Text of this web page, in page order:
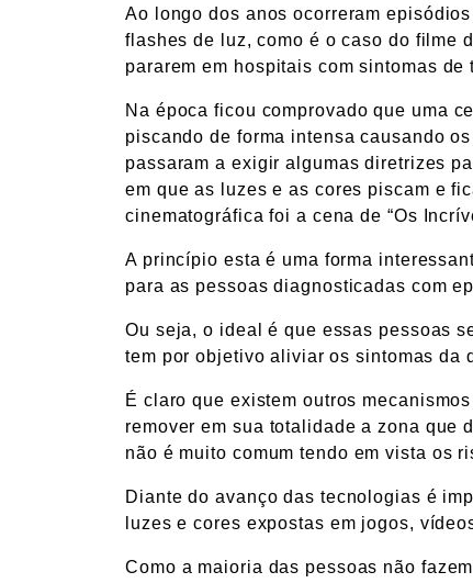
Ao longo dos anos ocorreram
flashes de luz, como é o caso do filme
pararem em hospitais com sintomas
Na época ficou comprovado que uma
piscando de forma intensa causando
passaram a exigir algumas diretrizes
em que as luzes e as cores piscam e
cinematográfica foi a cena de “Os
A princípio esta é uma forma
para as pessoas diagnosticadas com
Ou seja, o ideal é que essas pessoas
tem por objetivo aliviar os sintomas da
É claro que existem outros
remover em sua totalidade a zona que
não é muito comum tendo em vista os
Diante do avanço das tecnologias é
luzes e cores expostas em jogos,
Como a maioria das pessoas não